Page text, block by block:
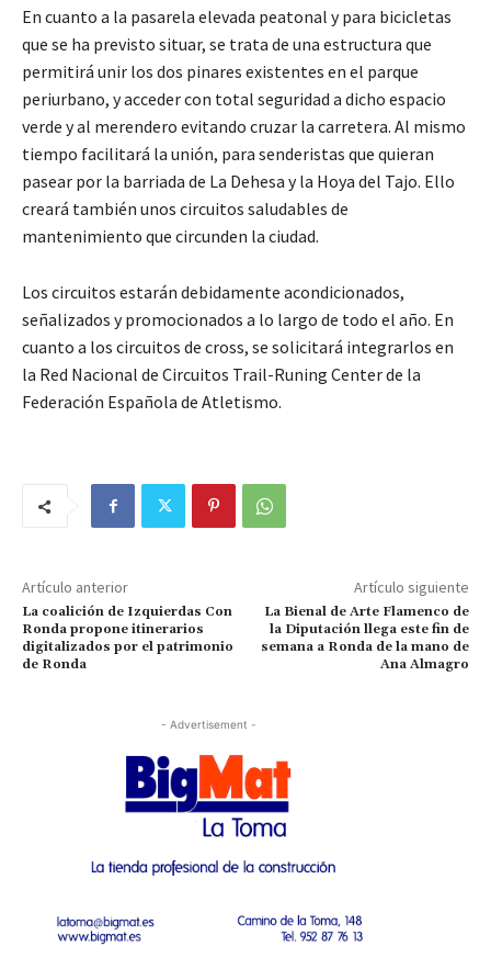
En cuanto a la pasarela elevada peatonal y para bicicletas
que se ha previsto situar, se trata de una estructura que
permitirá unir los dos pinares existentes en el parque
periurbano, y acceder con total seguridad a dicho espacio
verde y al merendero evitando cruzar la carretera. Al mismo
tiempo facilitará la unión, para senderistas que quieran
pasear por la barriada de La Dehesa y la Hoya del Tajo. Ello
creará también unos circuitos saludables de
mantenimiento que circunden la ciudad.
Los circuitos estarán debidamente acondicionados,
señalizados y promocionados a lo largo de todo el año. En
cuanto a los circuitos de cross, se solicitará integrarlos en
la Red Nacional de Circuitos Trail-Runing Center de la
Federación Española de Atletismo.
Artículo anterior
La coalición de Izquierdas Con
Ronda propone itinerarios
digitalizados por el patrimonio
de Ronda
Artículo siguiente
La Bienal de Arte Flamenco de
la Diputación llega este fin de
semana a Ronda de la mano de
Ana Almagro
- Advertisement -